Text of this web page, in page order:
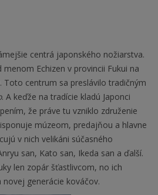
centrá japonského nožiarstva.
Echizen v provincii Fukui na
Toto centrum sa preslávilo tradičným
. A keďže na tradície kladú Japonci
že práve tu vzniklo združenie
múzeom, predajňou a hlavne
v nich velikáni súčasného
san, Kato san, Ikeda san a ďalší.
len zopár šťastlivcom, no ich
generácie kováčov.